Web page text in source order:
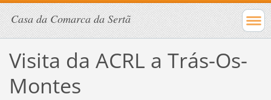
Casa da Comarca da Sertã
Visita da ACRL a Trás-Os-
Montes